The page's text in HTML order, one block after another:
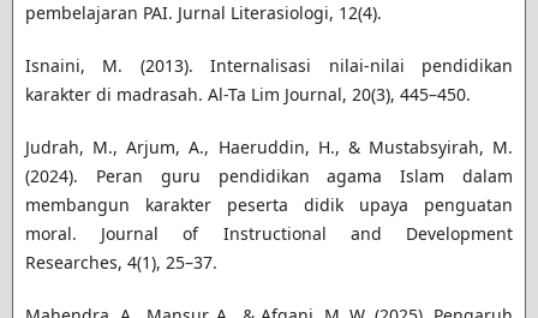
pembelajaran PAI. Jurnal Literasiologi, 12(4).
Isnaini, M. (2013). Internalisasi nilai-nilai pendidikan
karakter di madrasah. Al-Ta Lim Journal, 20(3), 445–450.
Judrah, M., Arjum, A., Haeruddin, H., & Mustabsyirah, M.
(2024). Peran guru pendidikan agama Islam dalam
membangun karakter peserta didik upaya penguatan
moral. Journal of Instructional and Development
Researches, 4(1), 25–37.